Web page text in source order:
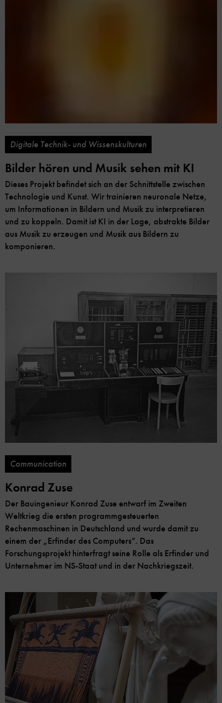
Digitale Technik- und Wissenskulturen
Bilder hören und Musik sehen mit KI
Dieses Projekt befindet sich an der Schnittstelle zwischen
Technologie und Kunst. Wir trainieren neuronale Netze,
um Informationen in Bildern und Musik zu interpretieren
und zu koppeln. Damit ist KI in der Lage, abstrakte Bilder
aus Musik zu erzeugen und Musik aus Bildern zu
komponieren.
Communication
Konrad Zuse
Der Bauingenieur Konrad Zuse entwarf im Zweiten
Weltkrieg die ersten programmgesteuerten
Rechenmaschinen in Deutschland und wurde damit zu
einem der „Erfinder des Computers“. Das
Forschungsprojekt hinterfragt seine Rolle als Erfinder und
Unternehmer im NS-Staat und in der Nachkriegszeit.